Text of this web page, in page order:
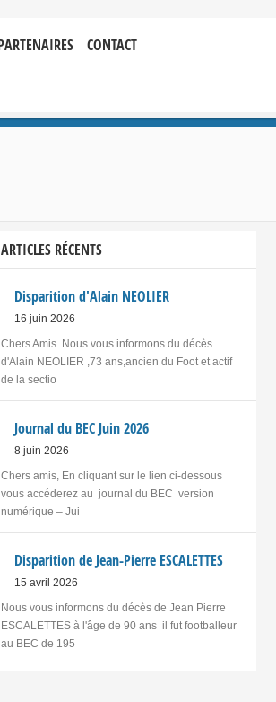
CONTACT
ARTICLES RÉCENTS
Disparition d'Alain NEOLIER
16 juin 2026
Chers Amis Nous vous informons du décès
d'Alain NEOLIER ,73 ans,ancien du Foot et actif
de la sectio
Journal du BEC Juin 2026
8 juin 2026
Chers amis, En cliquant sur le lien ci-dessous
vous accéderez au journal du BEC version
numérique – Jui
Disparition de Jean-Pierre ESCALETTES
15 avril 2026
Nous vous informons du décès de Jean Pierre
ESCALETTES à l'âge de 90 ans il fut footballeur
au BEC de 195